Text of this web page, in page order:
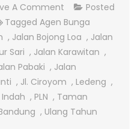
A Comment On
Jual
Bunga
Anggrek
Dekat
Terminal
Ledeng
Posted
TaggedAgen Bunga
, Jalan Bojong Loa , Jalan
Sari , Jalan Karawitan ,
Pabaki , Jalan
, Jl. Ciroyom , Ledeng ,
, PLN , Taman
, Ulang Tahun